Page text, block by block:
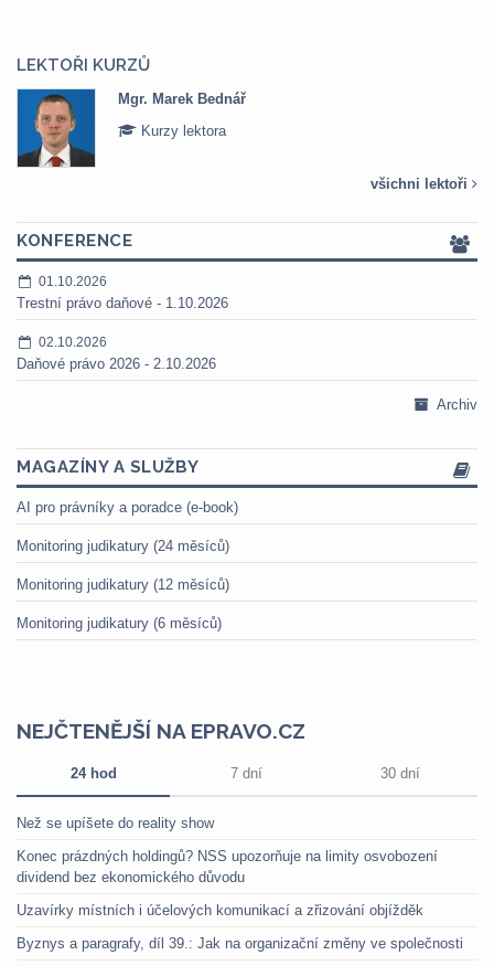
LEKTOŘI KURZŮ
Mgr. Marek Bednář
Kurzy lektora
všichni lektoři
KONFERENCE
01.10.2026
Trestní právo daňové - 1.10.2026
02.10.2026
Daňové právo 2026 - 2.10.2026
Archiv
MAGAZÍNY A SLUŽBY
AI pro právníky a poradce (e-book)
Monitoring judikatury (24 měsíců)
Monitoring judikatury (12 měsíců)
Monitoring judikatury (6 měsíců)
NEJČTENĚJŠÍ NA EPRAVO.CZ
24 hod 7 dní 30 dní
Než se upíšete do reality show
Konec prázdných holdingů? NSS upozorňuje na limity osvobození
dividend bez ekonomického důvodu
Uzavírky místních i účelových komunikací a zřizování objížděk
Byznys a paragrafy, díl 39.: Jak na organizační změny ve společnosti